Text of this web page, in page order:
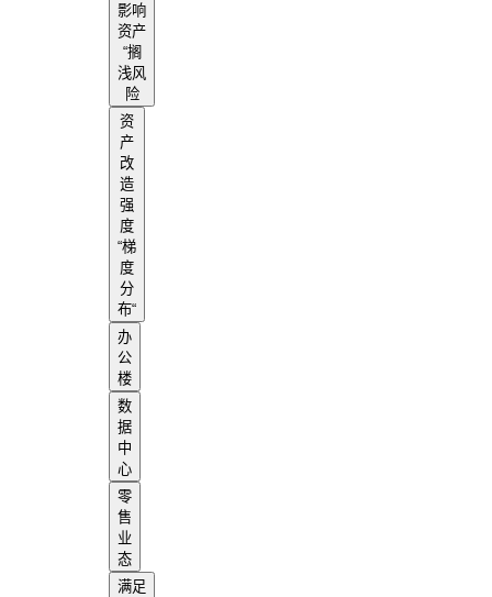
影响
资产
“搁
浅风
险
资
产
改
造
强
度
“梯
度
分
布“
办
公
楼
数
据
中
心
零
售
业
态
满足